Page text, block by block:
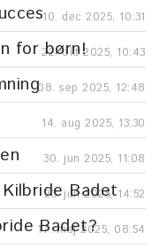
10. dec 2025, 10:31
for børn!
22. okt 2025, 10:43
08. sep 2025, 12:48
14. aug 2025, 13:30
30. jun 2025, 11:08
Badet
23. jun 2025, 14:52
Badet?
17. maj 2025, 08:54